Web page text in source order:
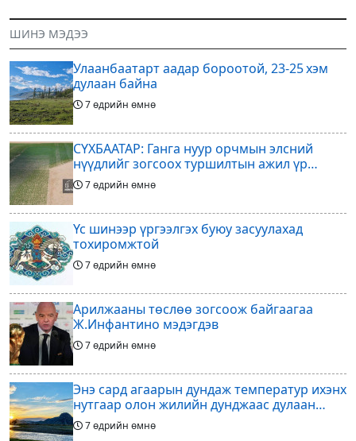
гал Морин жилийн Зуны адаг
хөхөгчин хонь сарын шинийн
19, Адъяа /Асралт/
оруулагчдад худалдах
шийдвэрлэснээ ФИФА-гийн
ерөнхийлөгч Жанни
ШИНЭ МЭДЭЭ
Улаанбаатарт аадар бороотой, 23-25 хэм
дулаан байна
7 өдрийн өмнө
СҮХБААТАР: Ганга нуур орчмын элсний
нүүдлийг зогсоох туршилтын ажил үр
дүнгээ өгч эхэлжээ
7 өдрийн өмнө
Үс шинээр үргээлгэх буюу засуулахад
тохиромжтой
7 өдрийн өмнө
Арилжааны төслөө зогсоож байгаагаа
Ж.Инфантино мэдэгдэв
7 өдрийн өмнө
Энэ сард агаарын дундаж температур ихэнх
нутгаар олон жилийн дунджаас дулаан
байна
7 өдрийн өмнө